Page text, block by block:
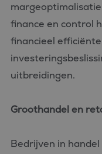
finance en control
financieel
uitbreidingen.
Groothandel en
Bedrijven in